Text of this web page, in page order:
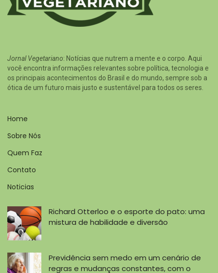
Jornal Vegetariano: Notícias que nutrem a mente e o corpo. Aqui
você encontra informações relevantes sobre política, tecnologia e
os principais acontecimentos do Brasil e do mundo, sempre sob a
ótica de um futuro mais justo e sustentável para todos os seres.
Home
Sobre Nós
Quem Faz
Contato
Noticias
Richard Otterloo e o esporte do pato: uma
mistura de habilidade e diversão
Previdência sem medo em um cenário de
regras e mudanças constantes, com o